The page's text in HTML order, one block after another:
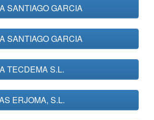
SANTIAGO GARCIA
SANTIAGO GARCIA
TECDEMA S.L.
ERJOMA, S.L.